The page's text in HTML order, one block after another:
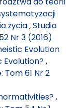
życia,Studia
Nr 3 (2016)
Evolution
Evolution?,
Tom 61 Nr 2
,